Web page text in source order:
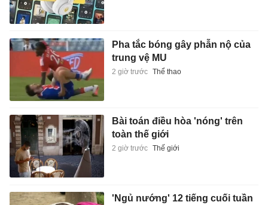
Pha tắc bóng gây phẫn nộ của
trung vệ MU
2 giờ trước Thể thao
Bài toán điều hòa 'nóng' trên
toàn thế giới
2 giờ trước Thế giới
'Ngủ nướng' 12 tiếng cuối tuần